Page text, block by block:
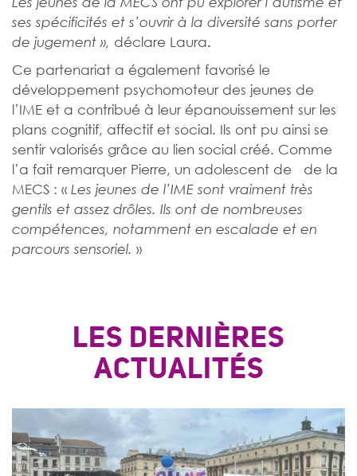
ses spécificités et s’ouvrir à la diversité sans porter
de jugement », déclare Laura.
Ce partenariat a également favorisé le
développement psychomoteur des jeunes de
l’IME et a contribué à leur épanouissement sur les
plans cognitif, affectif et social. Ils ont pu ainsi se
sentir valorisés grâce au lien social créé. Comme
l’a fait remarquer Pierre, un adolescent de de la
MECS : « Les jeunes de l’IME sont vraiment très
gentils et assez drôles. Ils ont de nombreuses
compétences, notamment en escalade et en
parcours sensoriel. »
LES DERNIÈRES
ACTUALITÉS